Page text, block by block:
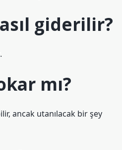
giderilir?
mı?
ancak utanılacak bir şey